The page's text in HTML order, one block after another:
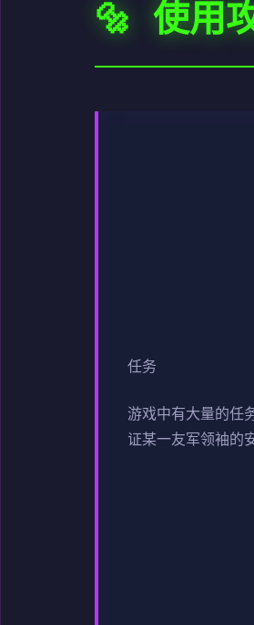
🔩 使用
任务
游戏中有大量的任
证某一友军领袖的